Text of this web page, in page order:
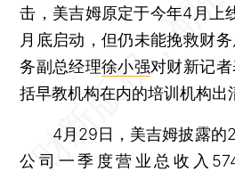
击，美吉姆原定于今年4月上
月底启动，但仍未能挽救财
务副总经理徐小强对财新记
括早教机构在内的培训机构出
4月29日，美吉姆披露的
公司一季度营业总收入